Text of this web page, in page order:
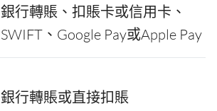
銀行轉賬、扣賬卡或信用卡、
SWIFT、Google Pay或Apple Pay
銀行轉賬或直接扣賬